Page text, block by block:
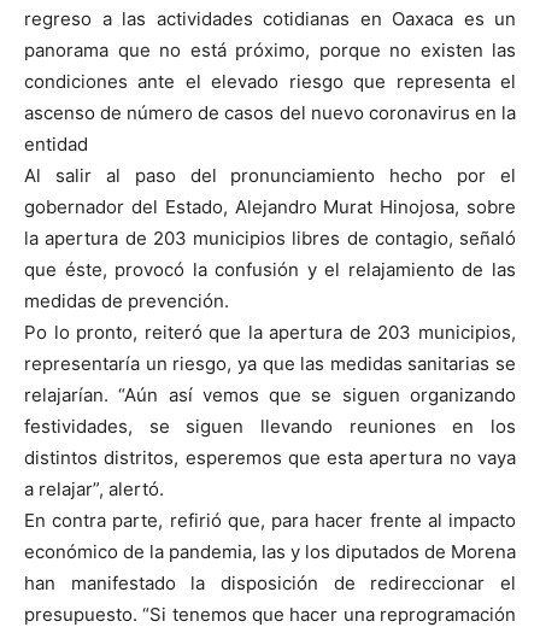
regreso a las actividades cotidianas en Oaxaca es un
panorama que no está próximo, porque no existen las
condiciones ante el elevado riesgo que representa el
ascenso de número de casos del nuevo coronavirus en la
entidad
Al salir al paso del pronunciamiento hecho por el
gobernador del Estado, Alejandro Murat Hinojosa, sobre
la apertura de 203 municipios libres de contagio, señaló
que éste, provocó la confusión y el relajamiento de las
medidas de prevención.
Po lo pronto, reiteró que la apertura de 203 municipios,
representaría un riesgo, ya que las medidas sanitarias se
relajarían. “Aún así vemos que se siguen organizando
festividades, se siguen llevando reuniones en los
distintos distritos, esperemos que esta apertura no vaya
a relajar”, alertó.
En contra parte, refirió que, para hacer frente al impacto
económico de la pandemia, las y los diputados de Morena
han manifestado la disposición de redireccionar el
presupuesto. “Si tenemos que hacer una reprogramación